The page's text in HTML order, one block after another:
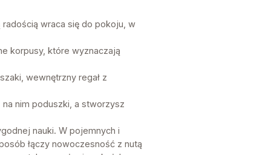
radością wraca się do pokoju, w
korpusy, które wyznaczają
wewnętrzny regał z
na nim poduszki, a stworzysz
nauki. W pojemnych i
łączy nowoczesność z nutą